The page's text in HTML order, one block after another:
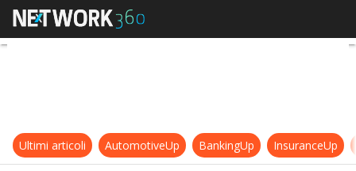
3 nuovi trend nel mercato retail, il
Ultimi articoli AutomotiveUp BankingUp InsuranceUp